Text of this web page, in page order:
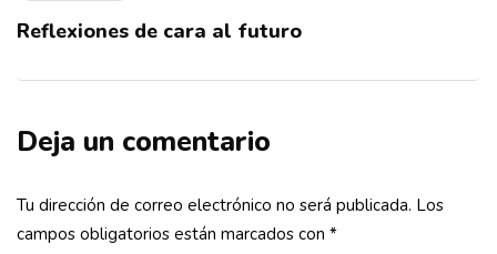
Reflexiones de cara al futuro
Deja un comentario
Tu dirección de correo electrónico no será publicada. Los
campos obligatorios están marcados con *